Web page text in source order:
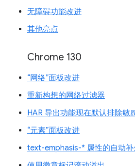
无障碍功能改进
其他亮点
Chrome 130
“网络”面板改进
重新构想的网络过滤器
HAR 导出功能现在默认排除敏
“元素”面板改进
text-emphasis-* 属性的自动补